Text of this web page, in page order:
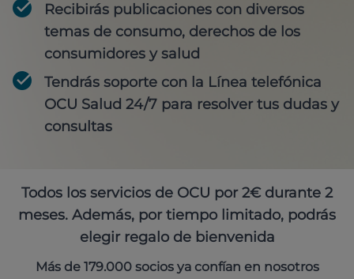
Recibirás publicaciones con diversos
temas de consumo, derechos de los
consumidores y salud
Tendrás soporte con la Línea telefónica
OCU Salud 24/7 para resolver tus dudas y
consultas
Todos los servicios de OCU por 2€ durante 2
meses. Además, por tiempo limitado, podrás
elegir regalo de bienvenida
Más de 179.000 socios ya confían en nosotros